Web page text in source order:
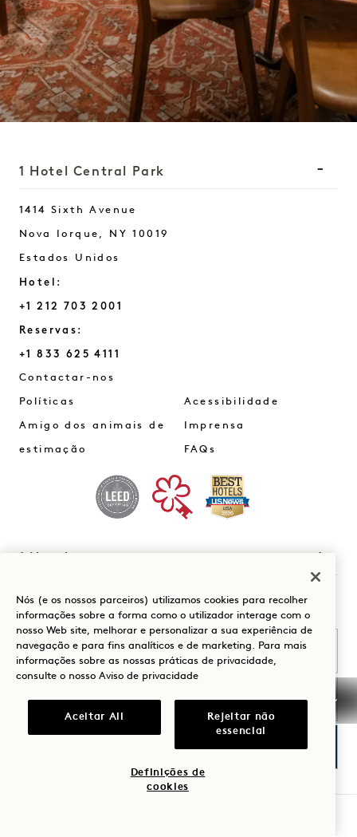
1 Hotel Central Park
1414 Sixth Avenue
Nova Iorque NY 10019
Estados Unidos
Hotel:
+1 212 703 2001
Reservas:
+1 833 625 4111
Contactar-nos
Políticas
Amigo dos animais de
estimação
Acessibilidade
Imprensa
FAQs
1 Hotels
As nossas localizações
A nossa história
Sustentabilidade
The Field Guide
Loja Goodthings
Mission
Junte-se à nossa
equipa
1 Homes
Contactar-nos
Seja o primeiro a saber tudo sobre 1 Hotels.
Nome próprio
Correio eletrónico
Termos e Condiçõese aPolítica de Privacidade
Nós (e os nossos parceiros) utilizamos cookies para recolher
informações sobre a forma como o utilizador interage com o
nosso Web site, melhorar e personalizar a sua experiência de
navegação e para fins analíticos e de marketing. Para mais
informações sobre as nossas práticas de privacidade,
consulte o nosso Aviso de privacidade
Aceitar All
Rejeitar não
essencial
Definições de
cookies